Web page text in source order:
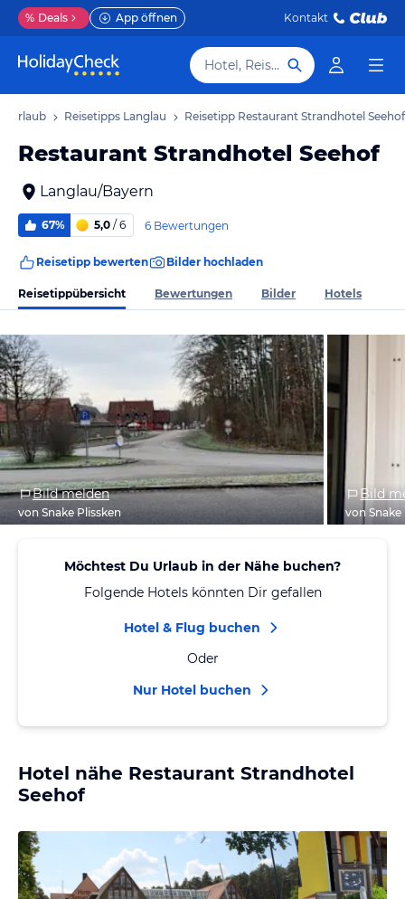
% Deals App öffnen Kontakt
Hotel, Reiseziel
Urlaub Reisetipps Langlau Reisetipp Restaurant Strandhotel Seehof
Restaurant Strandhotel Seehof
Langlau/Bayern
67% 5,0 / 6 6 Bewertungen
Reisetipp bewerten Bilder hochladen
Reisetippübersicht Bewertungen Bilder Hotels
Bild melden
von Snake Plissken
Bild
von Snake
Möchtest Du Urlaub in der Nähe buchen?
Folgende Hotels könnten Dir gefallen
Hotel & Flug buchen
Oder
Nur Hotel buchen
Hotel nähe Restaurant Strandhotel
Seehof